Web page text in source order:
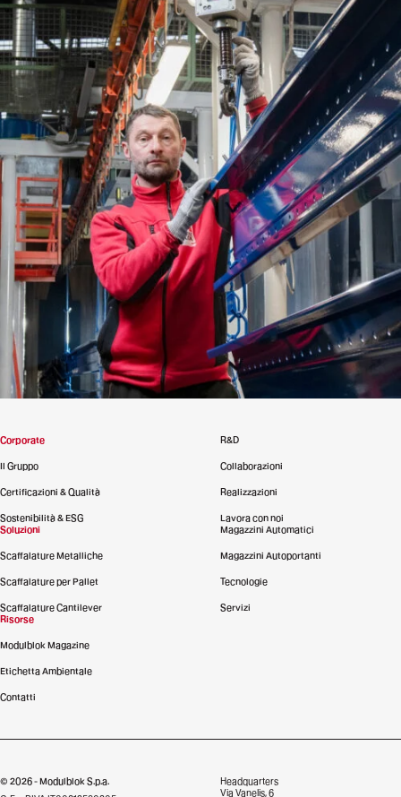
Corporate
Il Gruppo
Certificazioni & Qualità
Sostenibilità & ESG
R&D
Collaborazioni
Realizzazioni
Lavora con noi
Soluzioni
Scaffalature Metalliche
Scaffalature per Pallet
Scaffalature Cantilever
Magazzini Automatici
Magazzini Autoportanti
Tecnologie
Servizi
Risorse
Modulblok Magazine
Etichetta Ambientale
Contatti
© 2026 - Modulblok S.p.a.
Headquarters
Via Vanelis, 6